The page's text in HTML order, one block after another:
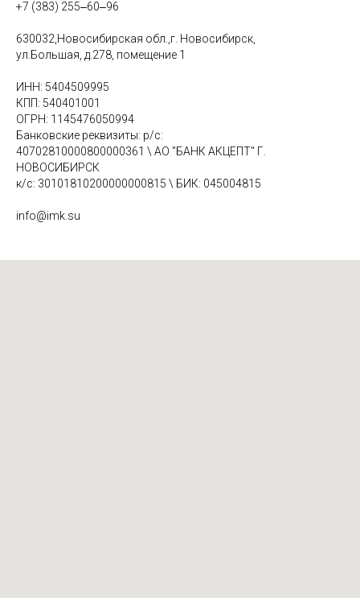
+7 (383) 255‒60‒96
630032,Новосибирская обл.,г. Новосибирск,
ул.Большая, д.278, помещение 1
ИНН: 5404509995
КПП: 540401001
ОГРН: 1145476050994
Банковские реквизиты: р/с:
40702810000800000361 \ АО "БАНК АКЦЕПТ" Г.
НОВОСИБИРСК
к/с: 30101810200000000815 \ БИК: 045004815
info@imk.su